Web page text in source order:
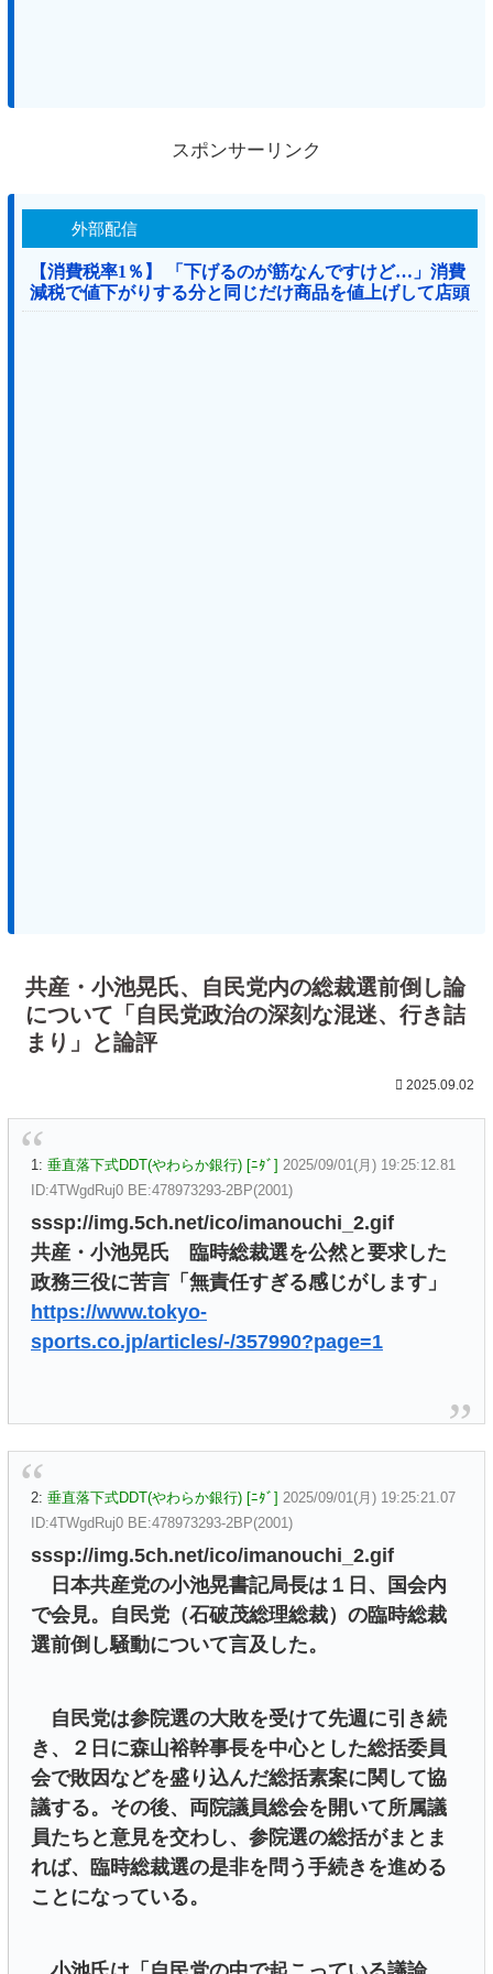
スポンサーリンク
外部配信
【消費税率1％】 「下げるのが筋なんですけど…」消費
減税で値下がりする分と同じだけ商品を値上げして店頭
価格を変えない店も
共産・小池晃氏、自民党内の総裁選前倒し論
について「自民党政治の深刻な混迷、行き詰
まり」と論評
2025.09.02
1: 垂直落下式DDT(やわらか銀行) [ﾆﾀﾞ] 2025/09/01(月) 19:25:12.81
ID:4TWgdRuj0 BE:478973293-2BP(2001)
sssp://img.5ch.net/ico/imanouchi_2.gif
共産・小池晃氏 臨時総裁選を公然と要求した
政務三役に苦言「無責任すぎる感じがします」
https://www.tokyo-
sports.co.jp/articles/-/357990?page=1
2: 垂直落下式DDT(やわらか銀行) [ﾆﾀﾞ] 2025/09/01(月) 19:25:21.07
ID:4TWgdRuj0 BE:478973293-2BP(2001)
sssp://img.5ch.net/ico/imanouchi_2.gif
日本共産党の小池晃書記局長は１日、国会内
で会見。自民党（石破茂総理総裁）の臨時総裁
選前倒し騒動について言及した。
自民党は参院選の大敗を受けて先週に引き続
き、２日に森山裕幹事長を中心とした総括委員
会で敗因などを盛り込んだ総括素案に関して協
議する。その後、両院議員総会を開いて所属議
員たちと意見を交わし、参院選の総括がまとま
れば、臨時総裁選の是非を問う手続きを進める
ことになっている。